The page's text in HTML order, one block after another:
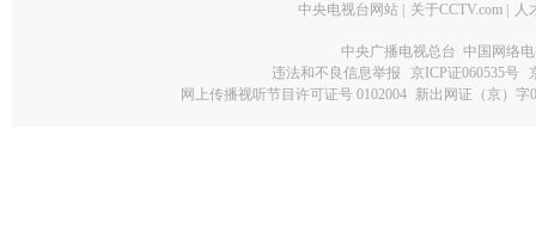
中央电视台网站 关于CCTV.com 人
中央广播电视总台 中国网络
违法和不良信息举报
京ICP证060535号
网上传播视听节目许可证号 0102004 新出网证（京）